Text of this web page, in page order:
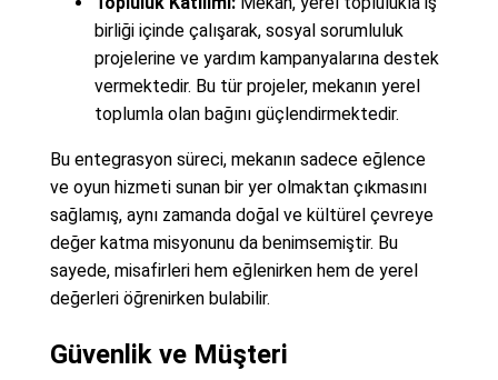
birliği içinde çalışarak, sosyal sorumluluk
projelerine ve yardım kampanyalarına destek
vermektedir. Bu tür projeler, mekanın yerel
toplumla olan bağını güçlendirmektedir.
Bu entegrasyon süreci, mekanın sadece eğlence
ve oyun hizmeti sunan bir yer olmaktan çıkmasını
sağlamış, aynı zamanda doğal ve kültürel çevreye
değer katma misyonunu da benimsemiştir. Bu
sayede, misafirleri hem eğlenirken hem de yerel
değerleri öğrenirken bulabilir.
Güvenlik ve Müşteri